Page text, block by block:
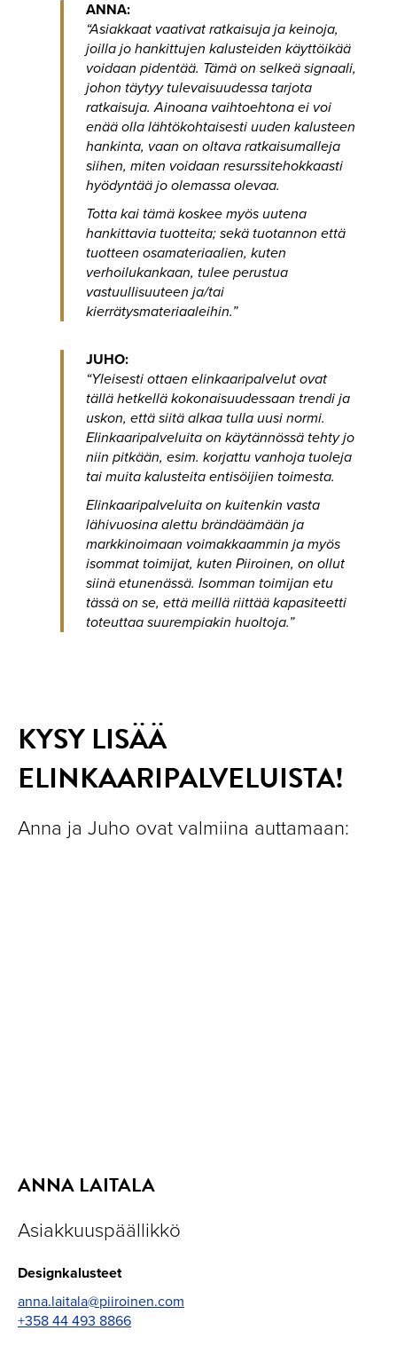
ANNA:
“Asiakkaat vaativat ratkaisuja ja keinoja,
joilla jo hankittujen kalusteiden käyttöikää
voidaan pidentää. Tämä on selkeä signaali,
johon täytyy tulevaisuudessa tarjota
ratkaisuja. Ainoana vaihtoehtona ei voi
enää olla lähtökohtaisesti uuden kalusteen
hankinta, vaan on oltava ratkaisumalleja
siihen, miten voidaan resurssitehokkaasti
hyödyntää jo olemassa olevaa.
Totta kai tämä koskee myös uutena
hankittavia tuotteita; sekä tuotannon että
tuotteen osamateriaalien, kuten
verhoilukankaan, tulee perustua
vastuullisuuteen ja/tai
kierrätysmateriaaleihin.”
JUHO:
“Yleisesti ottaen elinkaaripalvelut ovat
tällä hetkellä kokonaisuudessaan trendi ja
uskon, että siitä alkaa tulla uusi normi.
Elinkaaripalveluita on käytännössä tehty jo
niin pitkään, esim. korjattu vanhoja tuoleja
tai muita kalusteita entisöijien toimesta.
Elinkaaripalveluita on kuitenkin vasta
lähivuosina alettu brändäämään ja
markkinoimaan voimakkaammin ja myös
isommat toimijat, kuten Piiroinen, on ollut
siinä etunenässä. Isomman toimijan etu
tässä on se, että meillä riittää kapasiteetti
toteuttaa suurempiakin huoltoja.”
KYSY LISÄÄ
ELINKAARIPALVELUISTA!
Anna ja Juho ovat valmiina auttamaan:
ANNA LAITALA
Asiakkuuspäällikkö
Designkalusteet
anna.laitala@piiroinen.com
+358 44 493 8866